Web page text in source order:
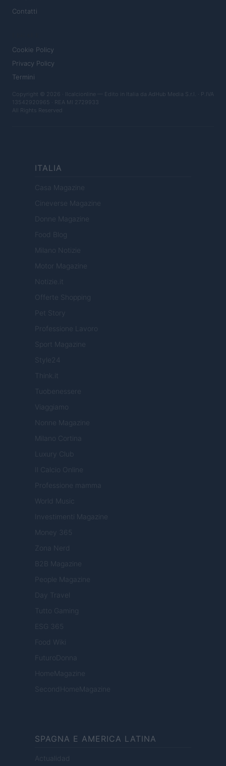
Contatti
Cookie Policy
Privacy Policy
Termini
Copyright © 2026 · Ilcalcionline — Edito in Italia da AdHub Media S.r.l. · P.IVA
13542920965 · REA MI 2729933
All Rights Reserved
ITALIA
Casa Magazine
Cineverse Magazine
Donne Magazine
Food Blog
Milano Notizie
Motor Magazine
Notizie.it
Offerte Shopping
Pet Story
Professione Lavoro
Sport Magazine
Style24
Think.it
Tuobenessere
Viaggiamo
Nonne Magazine
Milano Cortina
Luxury Club
Il Calcio Online
Professione mamma
World Music
Investimenti Magazine
Money 365
Zona Nerd
B2B Magazine
People Magazine
Day Travel
Tutto Gaming
ESG 365
Food Wiki
FuturoDonna
HomeMagazine
SecondHomeMagazine
SPAGNA E AMERICA LATINA
Actualidad